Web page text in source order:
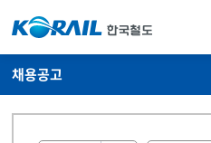
채용공고